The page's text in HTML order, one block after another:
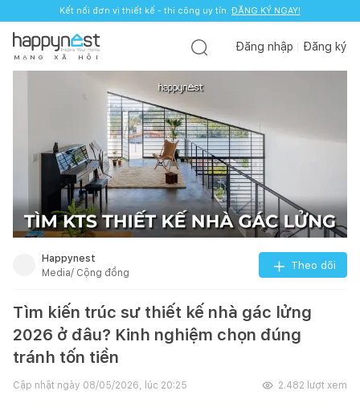
Kết nối đơn vị thiết kế - thi công uy tín. ĐĂNG KÝ NGAY!
M Ạ N G X Ã H Ộ I
Đăng nhập Đăng ký
Happynest
Media/ Cộng đồng
Theo dõi
Tìm kiến trúc sư thiết kế nhà gác lửng
2026 ở đâu? Kinh nghiệm chọn đúng
tránh tốn tiền
Cập nhật ngày 08/05/2026, lúc 20:25 2.482 lượt xem